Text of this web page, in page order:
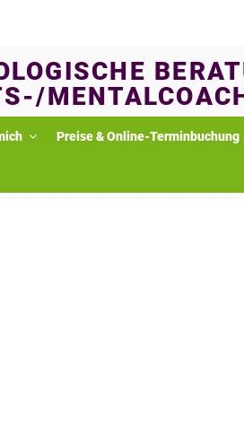
Preise & Online-Terminbuchung